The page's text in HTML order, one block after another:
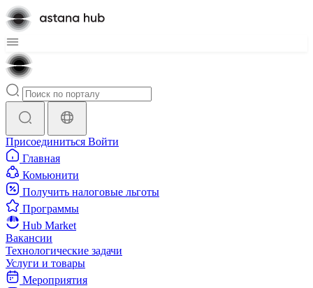
Присоединиться Войти
Главная
Комьюнити
Получить налоговые льготы
Программы
Hub Market
Вакансии
Технологические задачи
Услуги и товары
Мероприятия